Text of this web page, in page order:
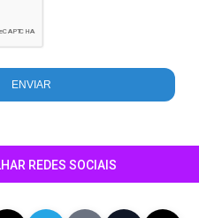
REDES SOCIAIS